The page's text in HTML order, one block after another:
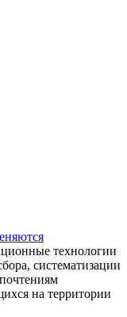
технологии
систематизации
на территории